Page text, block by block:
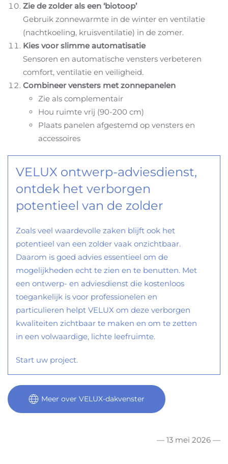
Zie de zolder als een ‘biotoop’
Gebruik zonnewarmte in de winter en ventilatie
(nachtkoeling, kruisventilatie) in de zomer.
Kies voor slimme automatisatie
Sensoren en automatische vensters verbeteren
comfort, ventilatie en veiligheid.
Combineer vensters met zonnepanelen
Zie als complementair
Hou ruimte vrij (90-200 cm)
Plaats panelen afgestemd op vensters en
accessoires
VELUX ontwerp-adviesdienst,
ontdek het verborgen
potentieel van de zolder
Zoals veel waardevolle zaken blijft ook het
potentieel van een zolder vaak onzichtbaar.
Daarom is goed advies essentieel om de
mogelijkheden echt te zien en te benutten. Met
een ontwerp- en adviesdienst die kostenloos
toegankelijk is voor professionelen en
particulieren helpt VELUX om deze verborgen
kwaliteiten zichtbaar te maken en om te zetten
in een volwaardige, lichte leefruimte.
Start uw project.
Meer over VELUX-dakvenster
— 13 mei 2026 —